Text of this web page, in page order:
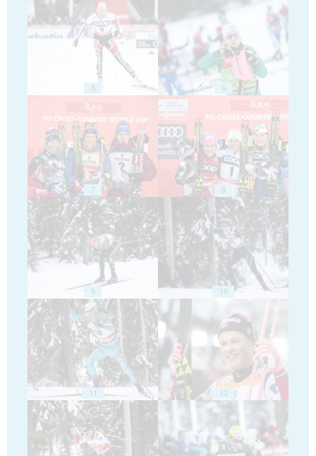
5 6
7 8
9 10
11 12